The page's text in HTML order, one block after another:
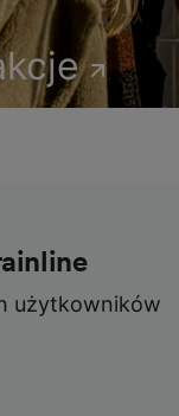
użytkowników